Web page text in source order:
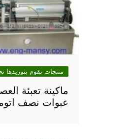
منتجات نقوم
ماكينة تعبئة
عبوات نصف